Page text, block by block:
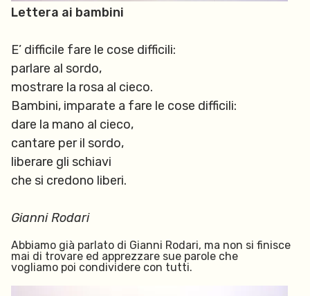
Lettera ai bambini
E’ difficile fare le cose difficili:
parlare al sordo,
mostrare la rosa al cieco.
Bambini, imparate a fare le cose difficili:
dare la mano al cieco,
cantare per il sordo,
liberare gli schiavi
che si credono liberi.
Gianni Rodari
Abbiamo già parlato di Gianni Rodari, ma non si finisce
mai di trovare ed apprezzare sue parole che
vogliamo poi condividere con tutti.